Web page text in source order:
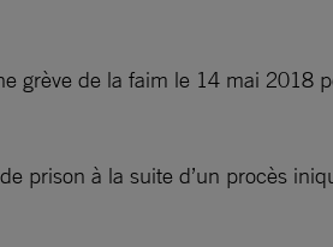
grève de la faim le 14 mai
prison à la suite d’un procès